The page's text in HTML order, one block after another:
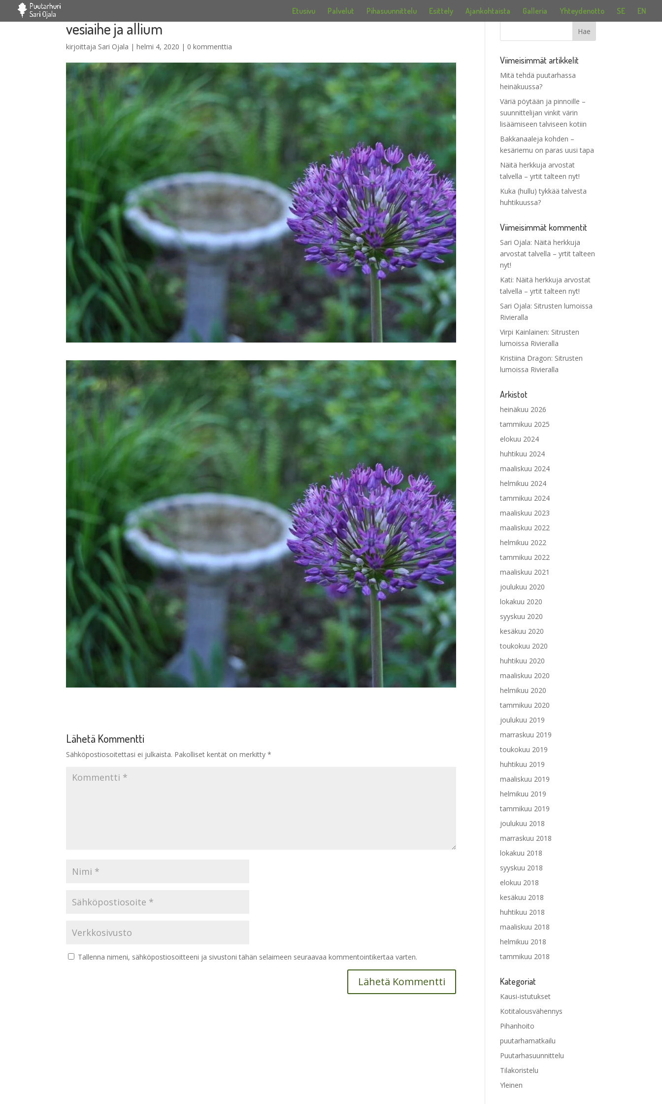
Etusivu Palvelut Pihasuunnittelu Esittely Ajankohtaista Galleria Yhteydenotto SE EN
vesiaihe ja allium
kirjoittaja Sari Ojala |helmi 4, 2020 | 0 kommenttia
Lähetä Kommentti
Sähköpostiosoitettasi ei julkaista. Pakolliset kentät on merkitty*
Tallenna nimeni, sähköpostiosoitteeni ja sivustoni tähän selaimeen seuraavaa kommentointikertaa varten.
Viimeisimmät artikkelit
Mitä tehdä puutarhassa
heinäkuussa?
Väriä pöytään ja pinnoille –
suunnittelijan vinkit värin
lisäämiseen talviseen kotiin
Bakkanaaleja kohden –
kesäriemu on paras uusi tapa
Näitä herkkuja arvostat
talvella – yrtit talteen nyt!
Kuka (hullu) tykkää talvesta
huhtikuussa?
Viimeisimmät kommentit
Sari Ojala: Näitä herkkuja
arvostat talvella – yrtit talteen
nyt!
Kati: Näitä herkkuja arvostat
talvella – yrtit talteen nyt!
Sari Ojala: Sitrusten lumoissa
Rivieralla
Virpi Kainlainen: Sitrusten
lumoissa Rivieralla
Kristiina Dragon: Sitrusten
lumoissa Rivieralla
Arkistot
heinäkuu 2026
tammikuu 2025
elokuu 2024
huhtikuu 2024
maaliskuu 2024
helmikuu 2024
tammikuu 2024
maaliskuu 2023
maaliskuu 2022
helmikuu 2022
tammikuu 2022
maaliskuu 2021
joulukuu 2020
lokakuu 2020
syyskuu 2020
kesäkuu 2020
toukokuu 2020
huhtikuu 2020
maaliskuu 2020
helmikuu 2020
tammikuu 2020
joulukuu 2019
marraskuu 2019
toukokuu 2019
huhtikuu 2019
maaliskuu 2019
helmikuu 2019
tammikuu 2019
joulukuu 2018
marraskuu 2018
lokakuu 2018
syyskuu 2018
elokuu 2018
kesäkuu 2018
huhtikuu 2018
maaliskuu 2018
helmikuu 2018
tammikuu 2018
Kategoriat
Kausi-istutukset
Kotitalousvähennys
Pihanhoito
puutarhamatkailu
Puutarhasuunnittelu
Tilakoristelu
Yleinen